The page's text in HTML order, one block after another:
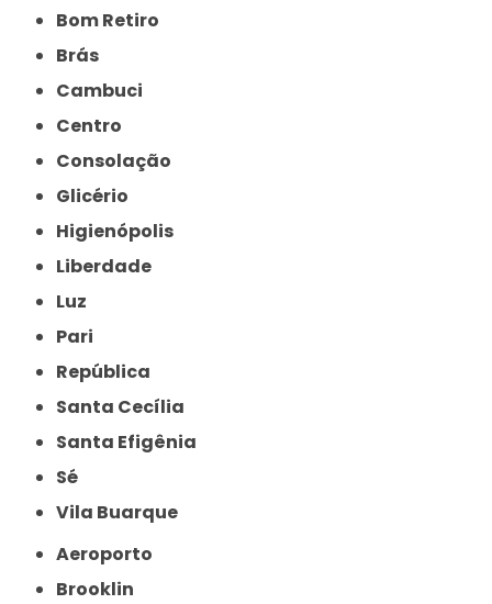
Bom Retiro
Brás
Cambuci
Centro
Consolação
Glicério
Higienópolis
Liberdade
Luz
Pari
República
Santa Cecília
Santa Efigênia
Sé
Vila Buarque
Aeroporto
Brooklin